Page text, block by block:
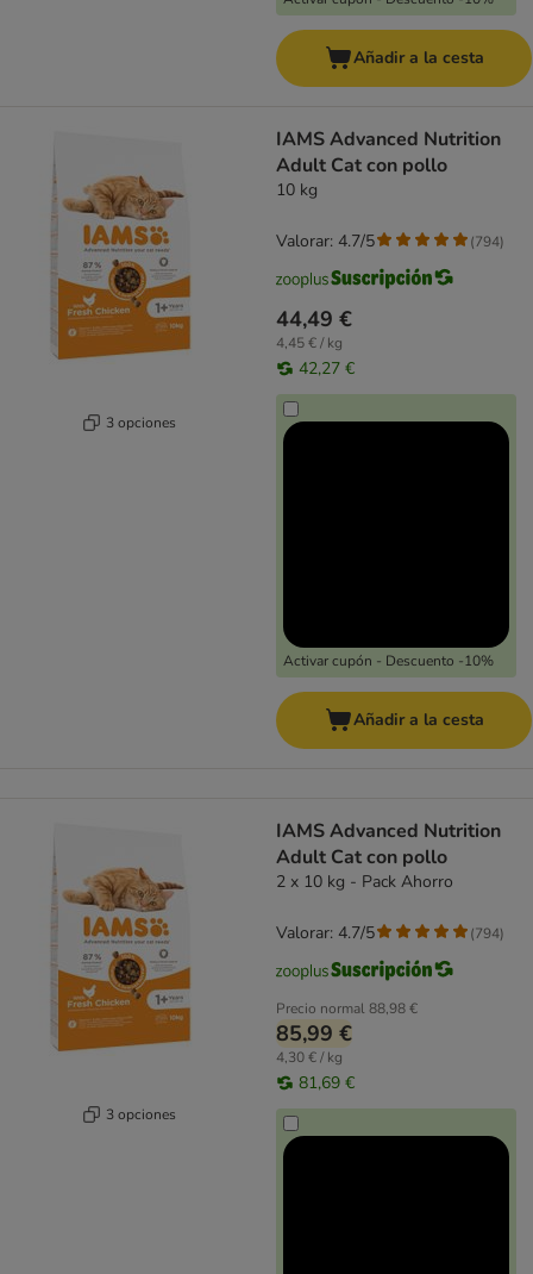
Añadir a la cesta
3 opciones
IAMS Advanced Nutrition
Adult Cat con pollo
10 kg
44,49 €
4,45 € / kg
42,27 €
Activar cupón - Descuento -10%
Valorar: 4.7/5 (794)
Añadir a la cesta
3 opciones
IAMS Advanced Nutrition
Adult Cat con pollo
2 x 10 kg - Pack Ahorro
Precio normal88,98 €
85,99 €
4,30 € / kg
81,69 €
Valorar: 4.7/5 (794)